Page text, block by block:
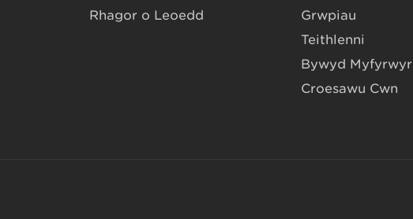
Rhagor o Leoedd
Grwpiau
Teithlenni
Bywyd Myfyrwyr
Croesawu Cŵn